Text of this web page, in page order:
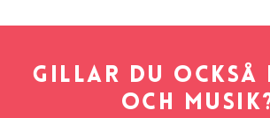
Gillar du
och